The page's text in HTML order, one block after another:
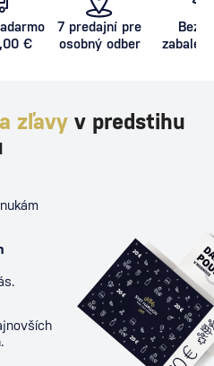
€
7 predajní pre
osobný odber
zľavy v predstihu